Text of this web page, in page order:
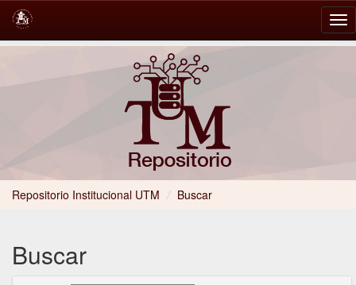
Repositorio Institucional UTM / Buscar
Buscar